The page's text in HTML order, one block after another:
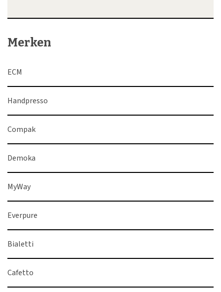
Merken
ECM
Handpresso
Compak
Demoka
MyWay
Everpure
Bialetti
Cafetto